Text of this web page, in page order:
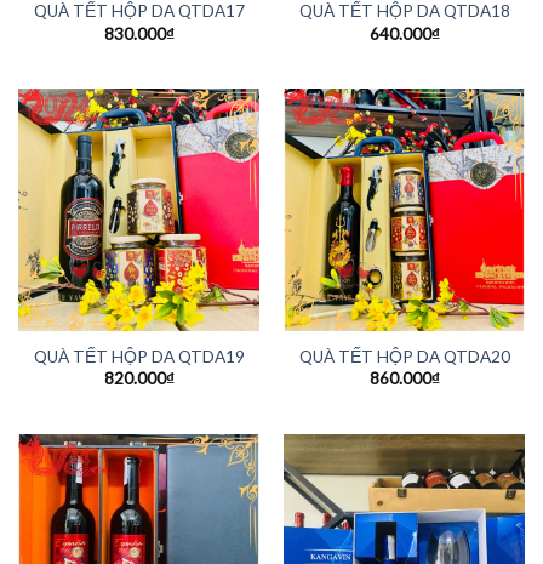
QUÀ TẾT HỘP DA QTDA17
830.000₫
QUÀ TẾT HỘP DA QTDA18
640.000₫
QUÀ TẾT HỘP DA QTDA19
820.000₫
QUÀ TẾT HỘP DA QTDA20
860.000₫